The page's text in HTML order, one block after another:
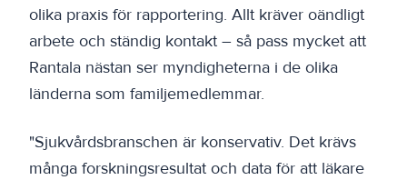
olika praxis för rapportering. Allt kräver oändligt
arbete och ständig kontakt – så pass mycket att
Rantala nästan ser myndigheterna i de olika
länderna som familjemedlemmar.
"Sjukvårdsbranschen är konservativ. Det krävs
många forskningsresultat och data för att läkare